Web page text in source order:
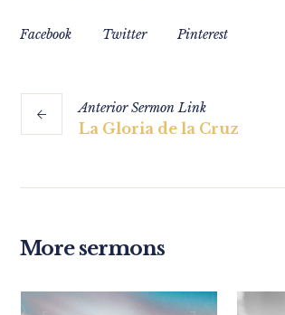
Facebook Twitter Pinterest
AnteriorSermonLink
La Gloria de la Cruz
More sermons